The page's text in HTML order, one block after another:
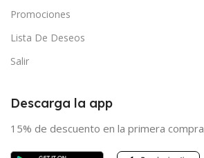
Promociones
Lista De Deseos
Salir
Descarga la app
15% de descuento en la primera compra